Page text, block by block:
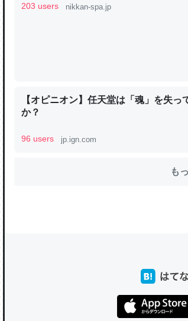
類だと殻を無くしてナメクジになったり努
─ニュース :: 【研究発表】昆虫学の大問題＝「
ウチもEchoを実家に置いて４年。でたま
中。あと、Googleマップで位置情報を共
─たまにLINEするくらいだった遠方の父67歳と
203 users nikkan-spa.jp
【オピニオン】任天堂は「魂」を失っ
か？
96 users jp.ign.com
も